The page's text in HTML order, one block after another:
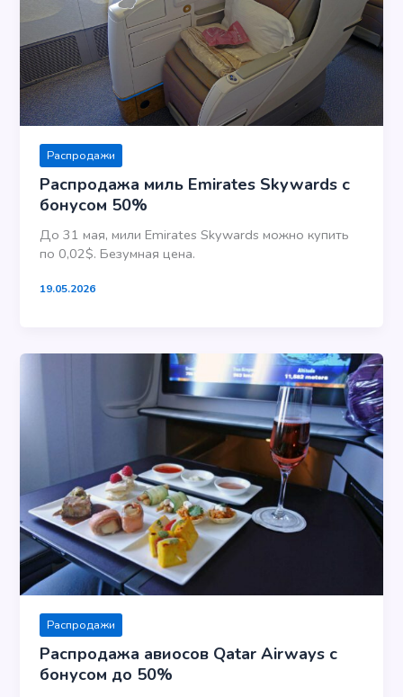
Распродажи
Распродажа миль Emirates Skywards с
бонусом 50%
До 31 мая, мили Emirates Skywards можно купить
по 0,02$. Безумная цена.
19.05.2026
Распродажи
Распродажа авиосов Qatar Airways с
бонусом до 50%